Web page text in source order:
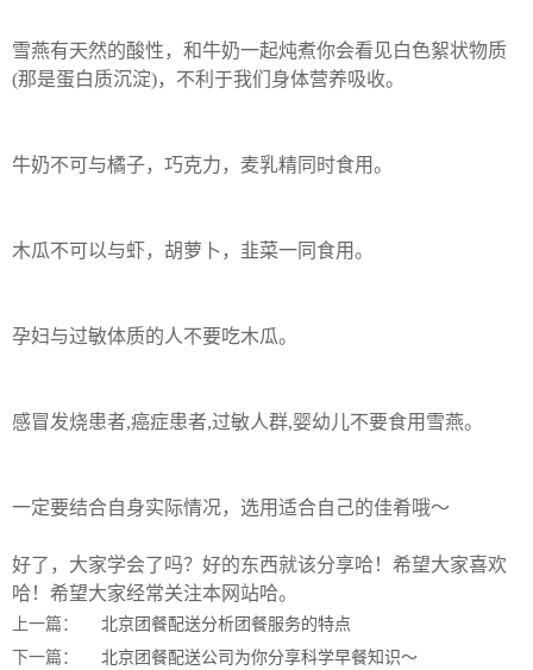
雪燕有天然的酸性，和牛奶一起炖煮你会看见白色絮状物质
(那是蛋白质沉淀)，不利于我们身体营养吸收。
牛奶不可与橘子，巧克力，麦乳精同时食用。
木瓜不可以与虾，胡萝卜，韭菜一同食用。
孕妇与过敏体质的人不要吃木瓜。
感冒发烧患者,癌症患者,过敏人群,婴幼儿不要食用雪燕。
一定要结合自身实际情况，选用适合自己的佳肴哦～
好了，大家学会了吗？好的东西就该分享哈！希望大家喜欢
哈！希望大家经常关注本网站哈。
上一篇：
北京团餐配送分析团餐服务的特点
下一篇：
北京团餐配送公司为你分享科学早餐知识～